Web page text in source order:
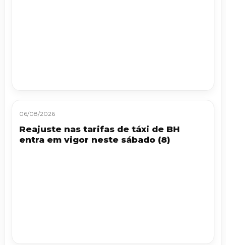
06/08/2026
Reajuste nas tarifas de táxi de BH
entra em vigor neste sábado (8)